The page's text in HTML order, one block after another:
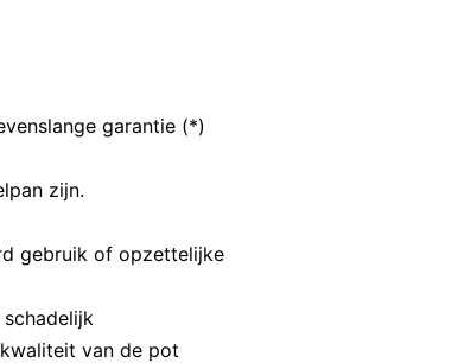
garantie (*)
zijn.
gebruik of opzettelijke
van de pot